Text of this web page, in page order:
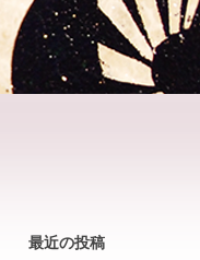
最近の投稿